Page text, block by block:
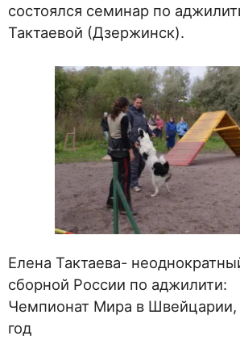
состоялся семинар по
Тактаевой (Дзержинск).
Елена Тактаева-
сборной России по аджилити:
Чемпионат Мира в Швейцарии,
год